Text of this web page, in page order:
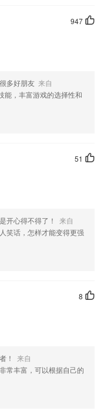
软件，您可以到应用商店
更好的对产品进行优化修
947
多好朋友 来自
能，丰富游戏的选择性和
51
开心得不得了！
来自
笑话，怎样才能变得更强
8
！
来自
常丰富，可以根据自己的